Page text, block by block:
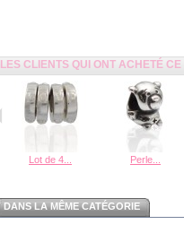
LES CLIENTS QUI ONT ACHETÉ
Lot de 4... Perle...
DANS LA MÊME CATÉGORIE